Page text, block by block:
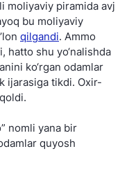
moliyaviy piramida avj
bu moliyaviy
qilgandi. Ammo
hatto shu yo‘nalishda
ko‘rgan odamlar
ijarasiga tikdi. Oxir-
nomli yana bir
quyosh